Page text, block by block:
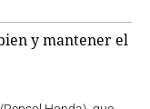
y mantener el